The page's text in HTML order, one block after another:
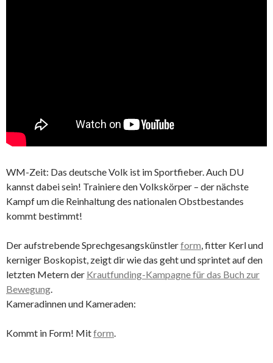
WM-Zeit: Das deutsche Volk ist im Sportfieber. Auch DU
kannst dabei sein! Trainiere den Volkskörper – der nächste
Kampf um die Reinhaltung des nationalen Obstbestandes
kommt bestimmt!
Der aufstrebende Sprechgesangskünstlerform, fitter Kerl und
kerniger Boskopist, zeigt dir wie das geht und sprintet auf den
letzten Metern der Krautfunding-Kampagne für das Buch zur
Bewegung.
Kameradinnen und Kameraden:
Kommt in Form! Mitform.